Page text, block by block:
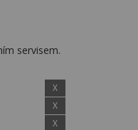
servisem.
X
X
X